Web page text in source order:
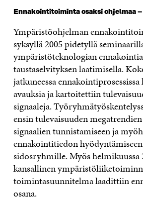
Ennakointitoiminta osaksi ohjelmaa
Ympäristöohjelman
syksyllä 2005 pidetyllä
ympäristöteknologian
taustaselvityksen laatimisella.
jatkuneessa
avauksia ja kartoitettiin
signaaleja.
ensin tulevaisuuden
signaalien tunnistamiseen ja
ennakointitiedon
sidosryhmille. Myös
kansallinen
toimintasuunnitelma laadittiin
osana.